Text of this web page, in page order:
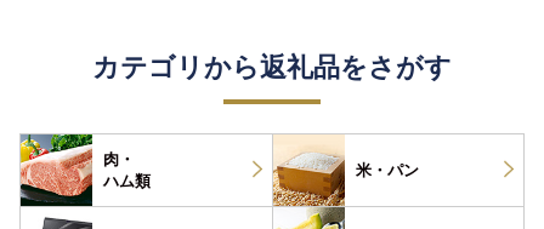
カテゴリから返礼品をさがす
肉・
ハム類
米・パン